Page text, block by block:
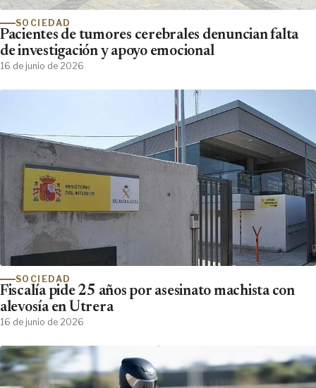
SOCIEDAD
Pacientes de tumores cerebrales denuncian falta
de investigación y apoyo emocional
16 de junio de 2026
SOCIEDAD
Fiscalía pide 25 años por asesinato machista con
alevosía en Utrera
16 de junio de 2026